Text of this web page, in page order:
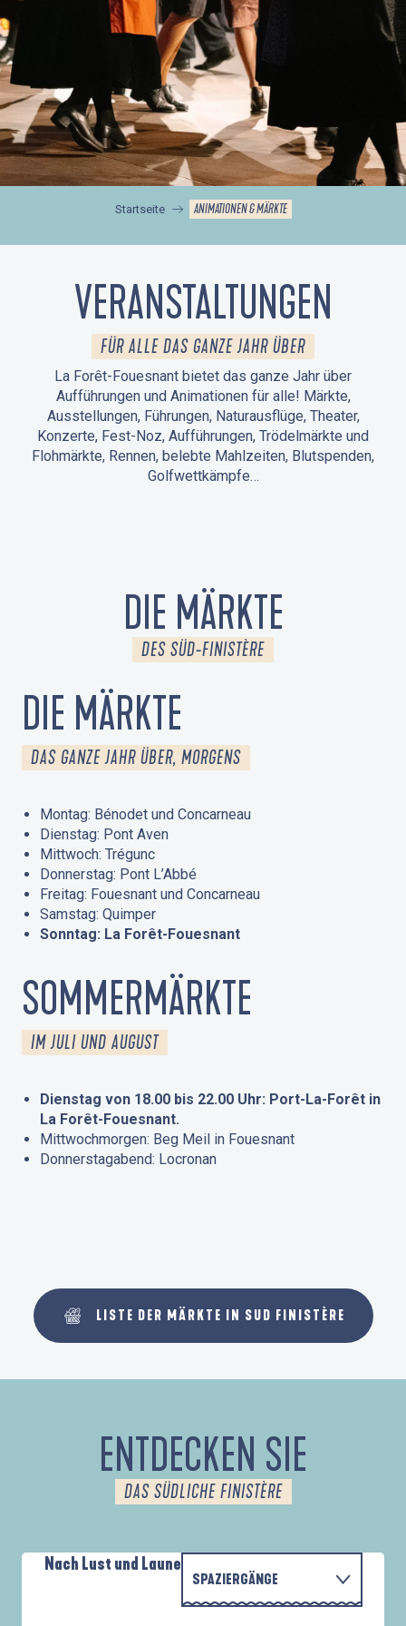
Startseite ANIMATIONEN & MÄRKTE
VERANSTALTUNGEN
FÜR ALLE DAS GANZE JAHR ÜBER
La Forêt-Fouesnant bietet das ganze Jahr über
Aufführungen und Animationen für alle! Märkte,
Ausstellungen, Führungen, Naturausflüge, Theater,
Konzerte, Fest-Noz, Aufführungen, Trödelmärkte und
Flohmärkte, Rennen, belebte Mahlzeiten, Blutspenden,
Golfwettkämpfe…
DIE MÄRKTE
DES SÜD-FINISTÈRE
DIE MÄRKTE
DAS GANZE JAHR ÜBER, MORGENS
Montag: Bénodet und Concarneau
Dienstag: Pont Aven
Mittwoch: Trégunc
Donnerstag: Pont L’Abbé
Freitag: Fouesnant und Concarneau
Samstag: Quimper
Sonntag: La Forêt-Fouesnant
SOMMERMÄRKTE
IM JULI UND AUGUST
Dienstag von 18.00 bis 22.00 Uhr: Port-La-Forêt in
La Forêt-Fouesnant.
Mittwochmorgen: Beg Meil in Fouesnant
Donnerstagabend: Locronan
LISTE DER MÄRKTE IN SUD FINISTÈRE
ENTDECKEN SIE
DAS SÜDLICHE FINISTÈRE
Nach Lust und Laune
SPAZIERGÄNGE